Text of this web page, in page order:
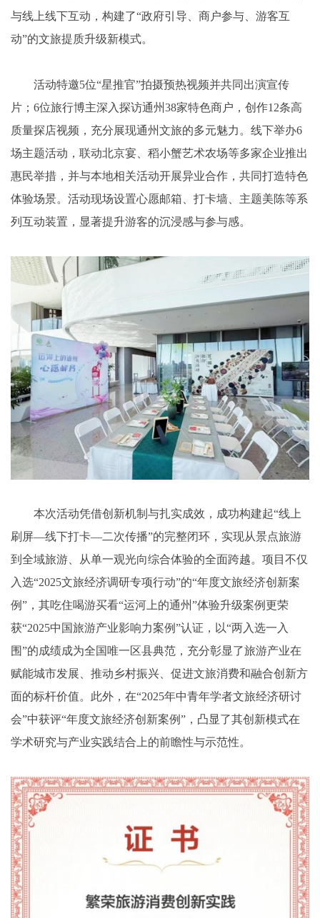
与线上线下互动，构建了“政府引导、商户参与、游客互
动”的文旅提质升级新模式。
活动特邀5位“星推官”拍摄预热视频并共同出演宣传
片；6位旅行博主深入探访通州38家特色商户，创作12条高
质量探店视频，充分展现通州文旅的多元魅力。线下举办6
场主题活动，联动北京宴、稻小蟹艺术农场等多家企业推出
惠民举措，并与本地相关活动开展异业合作，共同打造特色
体验场景。活动现场设置心愿邮箱、打卡墙、主题美陈等系
列互动装置，显著提升游客的沉浸感与参与感。
本次活动凭借创新机制与扎实成效，成功构建起“线上
刷屏—线下打卡—二次传播”的完整闭环，实现从景点旅游
到全域旅游、从单一观光向综合体验的全面跨越。项目不仅
入选“2025文旅经济调研专项行动”的“年度文旅经济创新案
例”，其吃住喝游买看“运河上的通州”体验升级案例更荣
获“2025中国旅游产业影响力案例”认证，以“两入选一入
围”的成绩成为全国唯一区县典范，充分彰显了旅游产业在
赋能城市发展、推动乡村振兴、促进文旅消费和融合创新方
面的标杆价值。此外，在“2025年中青年学者文旅经济研讨
会”中获评“年度文旅经济创新案例”，凸显了其创新模式在
学术研究与产业实践结合上的前瞻性与示范性。